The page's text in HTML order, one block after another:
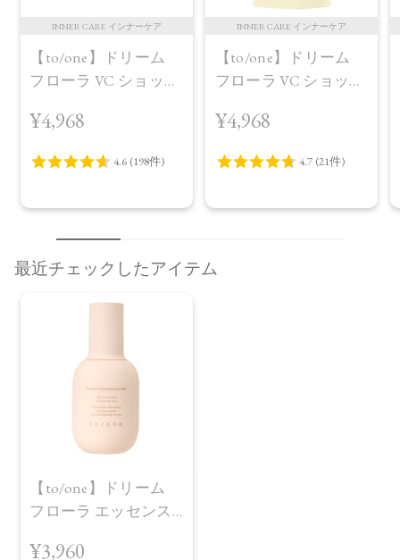
INNER CARE インナーケア
【to/one】ドリーム
フローラ VC ショット
¥4,968
INNER CARE インナーケア
【to/one】ドリーム
フローラ VC ショット
プラス＜限定品＞
¥4,968
最近チェックしたアイテム
【to/one】ドリーム
フローラ エッセンス
¥3,960